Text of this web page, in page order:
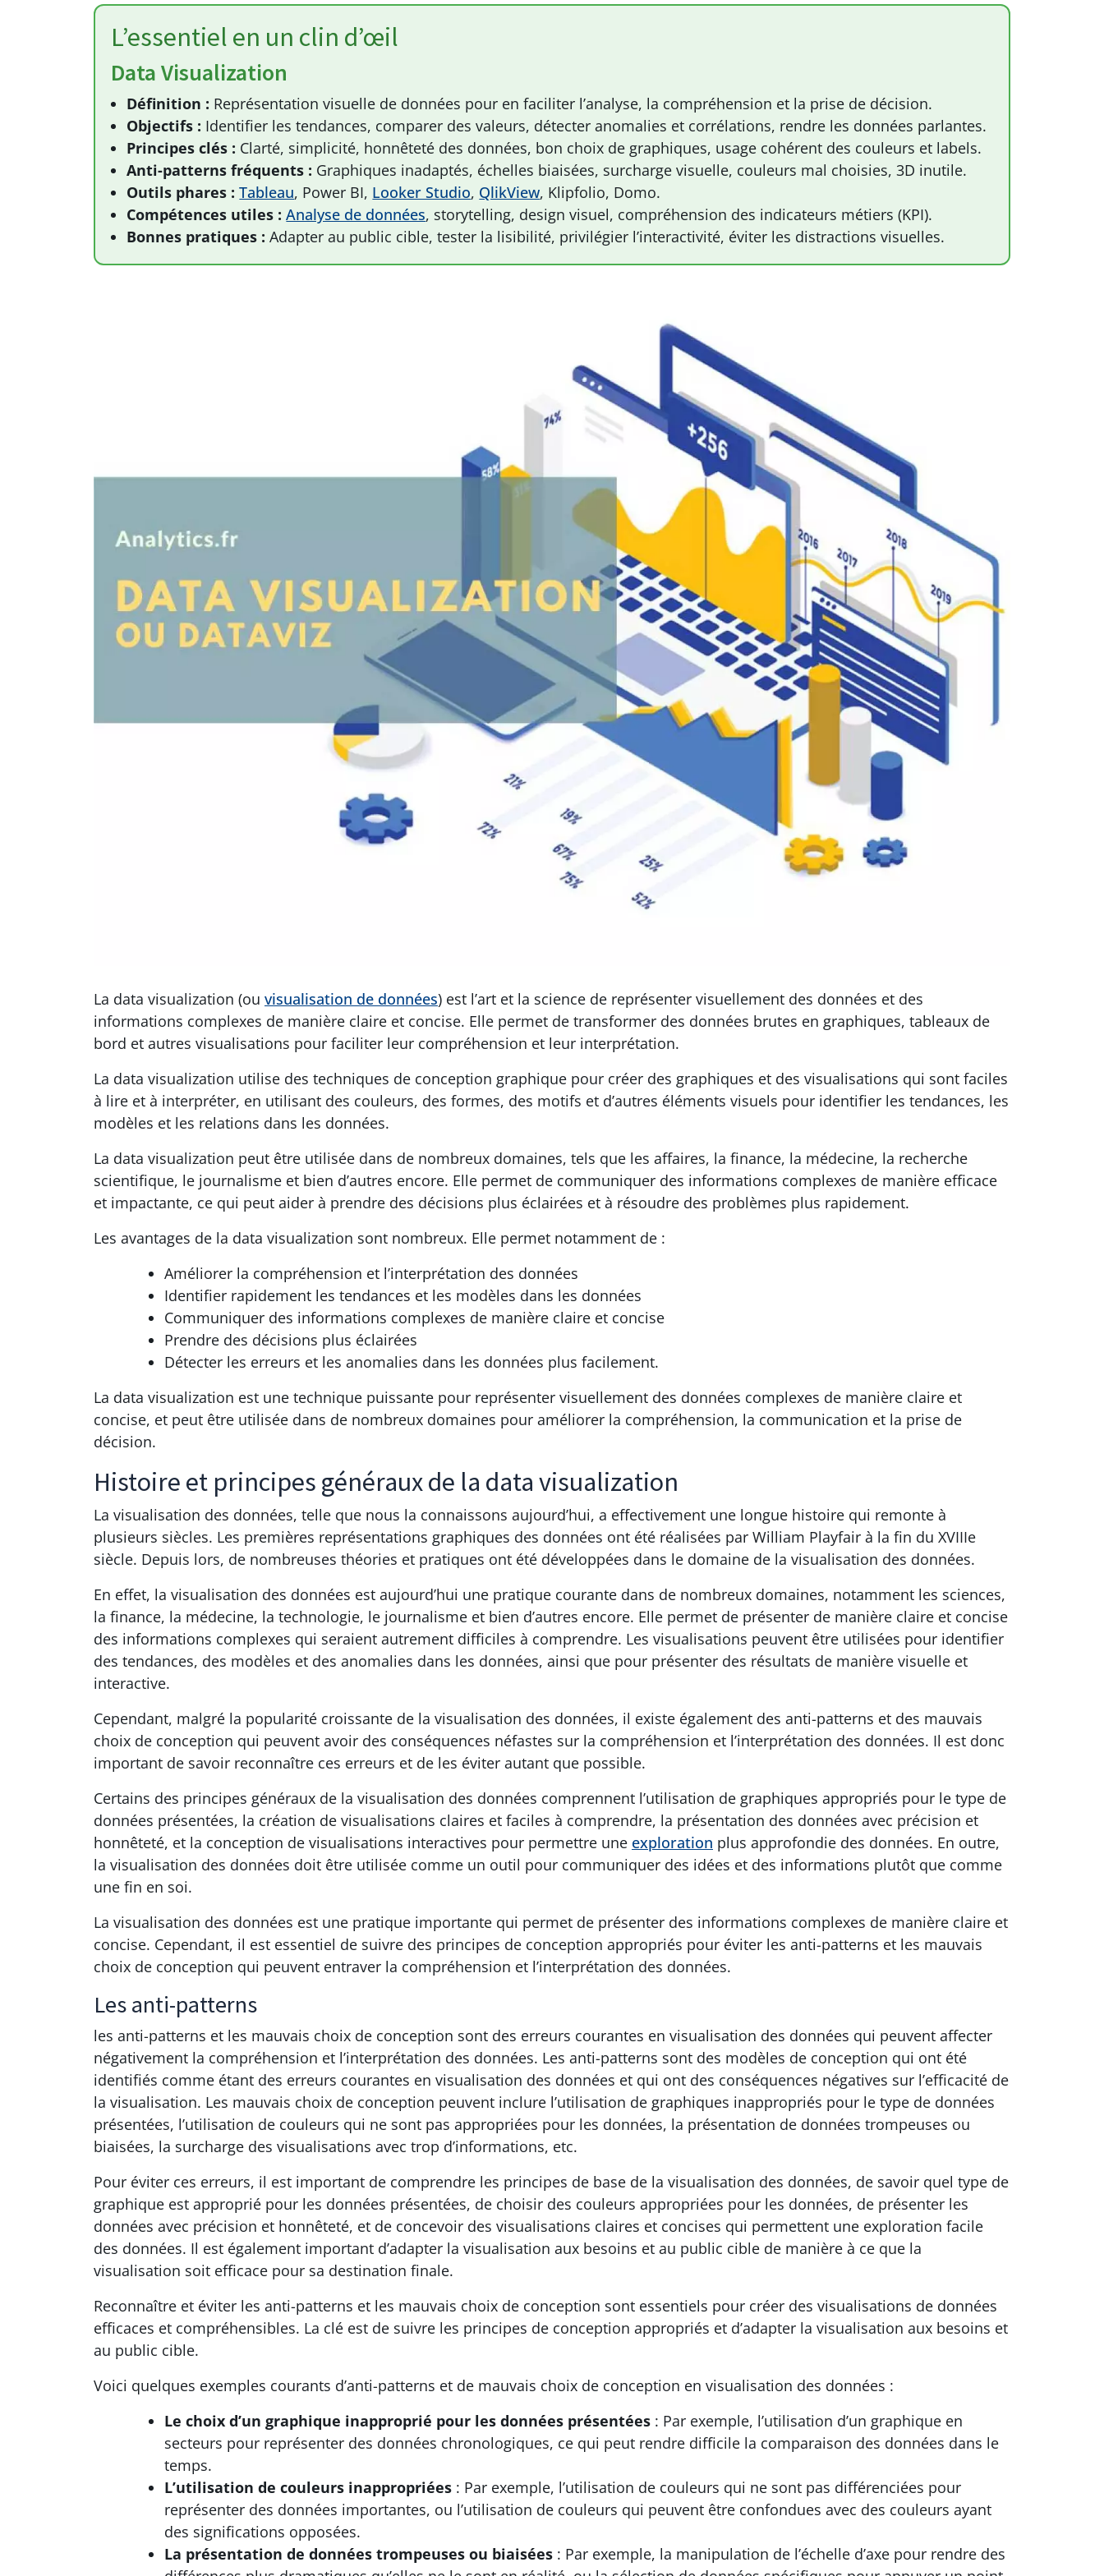
L’essentiel en un clin d’œil
Data Visualization
Définition : Représentation visuelle de données pour en faciliter l’analyse, la compréhension et la prise de décision.
Objectifs : Identifier les tendances, comparer des valeurs, détecter anomalies et corrélations, rendre les données parlantes.
Principes clés : Clarté, simplicité, honnêteté des données, bon choix de graphiques, usage cohérent des couleurs et labels.
Anti-patterns fréquents : Graphiques inadaptés, échelles biaisées, surcharge visuelle, couleurs mal choisies, 3D inutile.
Outils phares : Tableau, Power BI, Looker Studio, QlikView, Klipfolio, Domo.
Compétences utiles : Analyse de données, storytelling, design visuel, compréhension des indicateurs métiers (KPI).
Bonnes pratiques : Adapter au public cible, tester la lisibilité, privilégier l’interactivité, éviter les distractions visuelles.
La data visualization (ou visualisation de données) est l’art et la science de représenter visuellement des données et des
informations complexes de manière claire et concise. Elle permet de transformer des données brutes en graphiques, tableaux de
bord et autres visualisations pour faciliter leur compréhension et leur interprétation.
La data visualization utilise des techniques de conception graphique pour créer des graphiques et des visualisations qui sont faciles
à lire et à interpréter, en utilisant des couleurs, des formes, des motifs et d’autres éléments visuels pour identifier les tendances, les
modèles et les relations dans les données.
La data visualization peut être utilisée dans de nombreux domaines, tels que les affaires, la finance, la médecine, la recherche
scientifique, le journalisme et bien d’autres encore. Elle permet de communiquer des informations complexes de manière efficace
et impactante, ce qui peut aider à prendre des décisions plus éclairées et à résoudre des problèmes plus rapidement.
Les avantages de la data visualization sont nombreux. Elle permet notamment de :
Améliorer la compréhension et l’interprétation des données
Identifier rapidement les tendances et les modèles dans les données
Communiquer des informations complexes de manière claire et concise
Prendre des décisions plus éclairées
Détecter les erreurs et les anomalies dans les données plus facilement.
La data visualization est une technique puissante pour représenter visuellement des données complexes de manière claire et
concise, et peut être utilisée dans de nombreux domaines pour améliorer la compréhension, la communication et la prise de
décision.
Histoire et principes généraux de la data visualization
La visualisation des données, telle que nous la connaissons aujourd’hui, a effectivement une longue histoire qui remonte à
plusieurs siècles. Les premières représentations graphiques des données ont été réalisées par William Playfair à la fin du XVIIIe
siècle. Depuis lors, de nombreuses théories et pratiques ont été développées dans le domaine de la visualisation des données.
En effet, la visualisation des données est aujourd’hui une pratique courante dans de nombreux domaines, notamment les sciences,
la finance, la médecine, la technologie, le journalisme et bien d’autres encore. Elle permet de présenter de manière claire et concise
des informations complexes qui seraient autrement difficiles à comprendre. Les visualisations peuvent être utilisées pour identifier
des tendances, des modèles et des anomalies dans les données, ainsi que pour présenter des résultats de manière visuelle et
interactive.
Cependant, malgré la popularité croissante de la visualisation des données, il existe également des anti-patterns et des mauvais
choix de conception qui peuvent avoir des conséquences néfastes sur la compréhension et l’interprétation des données. Il est donc
important de savoir reconnaître ces erreurs et de les éviter autant que possible.
Certains des principes généraux de la visualisation des données comprennent l’utilisation de graphiques appropriés pour le type de
données présentées, la création de visualisations claires et faciles à comprendre, la présentation des données avec précision et
honnêteté, et la conception de visualisations interactives pour permettre une exploration plus approfondie des données. En outre,
la visualisation des données doit être utilisée comme un outil pour communiquer des idées et des informations plutôt que comme
une fin en soi.
La visualisation des données est une pratique importante qui permet de présenter des informations complexes de manière claire et
concise. Cependant, il est essentiel de suivre des principes de conception appropriés pour éviter les anti-patterns et les mauvais
choix de conception qui peuvent entraver la compréhension et l’interprétation des données.
Les anti-patterns
les anti-patterns et les mauvais choix de conception sont des erreurs courantes en visualisation des données qui peuvent affecter
négativement la compréhension et l’interprétation des données. Les anti-patterns sont des modèles de conception qui ont été
identifiés comme étant des erreurs courantes en visualisation des données et qui ont des conséquences négatives sur l’efficacité de
la visualisation. Les mauvais choix de conception peuvent inclure l’utilisation de graphiques inappropriés pour le type de données
présentées, l’utilisation de couleurs qui ne sont pas appropriées pour les données, la présentation de données trompeuses ou
biaisées, la surcharge des visualisations avec trop d’informations, etc.
Pour éviter ces erreurs, il est important de comprendre les principes de base de la visualisation des données, de savoir quel type de
graphique est approprié pour les données présentées, de choisir des couleurs appropriées pour les données, de présenter les
données avec précision et honnêteté, et de concevoir des visualisations claires et concises qui permettent une exploration facile
des données. Il est également important d’adapter la visualisation aux besoins et au public cible de manière à ce que la
visualisation soit efficace pour sa destination finale.
Reconnaître et éviter les anti-patterns et les mauvais choix de conception sont essentiels pour créer des visualisations de données
efficaces et compréhensibles. La clé est de suivre les principes de conception appropriés et d’adapter la visualisation aux besoins et
au public cible.
Voici quelques exemples courants d’anti-patterns et de mauvais choix de conception en visualisation des données :
Le choix d’un graphique inapproprié pour les données présentées : Par exemple, l’utilisation d’un graphique en
secteurs pour représenter des données chronologiques, ce qui peut rendre difficile la comparaison des données dans le
temps.
L’utilisation de couleurs inappropriées : Par exemple, l’utilisation de couleurs qui ne sont pas différenciées pour
représenter des données importantes, ou l’utilisation de couleurs qui peuvent être confondues avec des couleurs ayant
des significations opposées.
La présentation de données trompeuses ou biaisées : Par exemple, la manipulation de l’échelle d’axe pour rendre des